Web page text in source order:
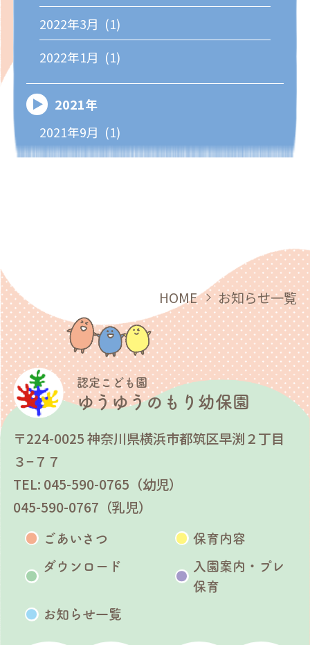
2022年3月 (1)
2022年1月 (1)
2021年
2021年9月 (1)
HOME お知らせ一覧
認定こども園
ゆうゆうのもり幼保園
〒224-0025 神奈川県横浜市都筑区早渕２丁目
３−７７
TEL: 045-590-0765（幼児）
045-590-0767（乳児）
ごあいさつ 保育内容
ダウンロード
入園案内・プレ
保育
お知らせ一覧